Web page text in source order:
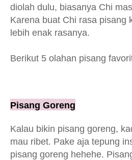
diolah dulu, biasanya Chi
Karena buat Chi rasa pisang
lebih enak rasanya.
Berikut 5 olahan pisang
Pisang Goreng
Kalau bikin pisang goreng,
mau ribet. Pake aja tepung
pisang goreng hehehe.